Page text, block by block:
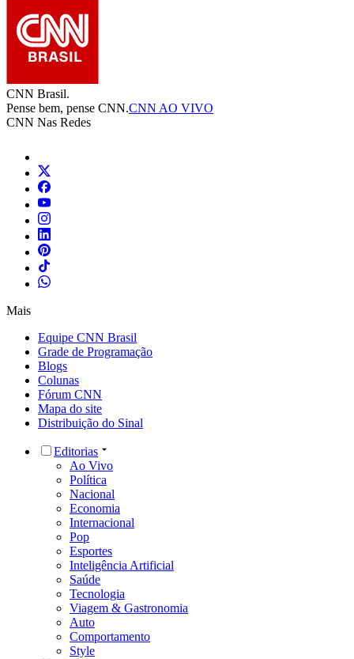
CNN Brasil.
Pense bem, pense CNN.CNN AO VIVO
CNN Nas Redes
Mais
Equipe CNN Brasil
Grade de Programação
Blogs
Colunas
Fórum CNN
Mapa do site
Distribuição do Sinal
Editorias
Ao Vivo
Política
Nacional
Economia
Internacional
Pop
Esportes
Inteligência Artificial
Saúde
Tecnologia
Viagem & Gastronomia
Auto
Comportamento
Style